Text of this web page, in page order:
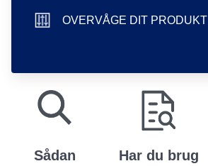
OVERVÅGE DIT PRODUKT
Sådan
Har du brug